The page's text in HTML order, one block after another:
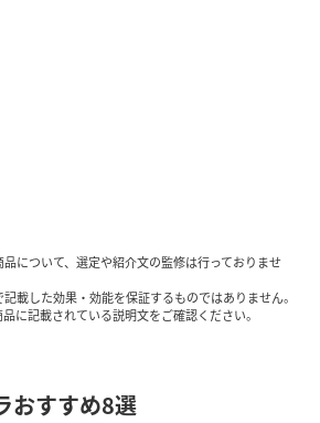
について、選定や紹介文の監修は行っておりませ
載した効果・効能を保証するものではありません。
に記載されている説明文をご確認ください。
おすすめ8選